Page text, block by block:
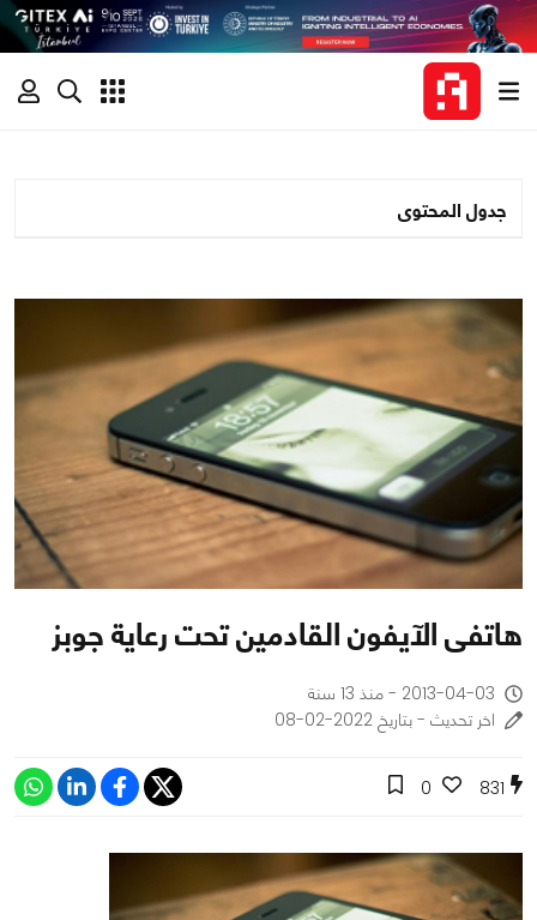
جدول المحتوى
هاتفى الآيفون القادمين تحت رعاية جوبز
2013-04-03 - منذ 13 سنة
اخر تحديث - بتاريخ 2022-02-08
831
0